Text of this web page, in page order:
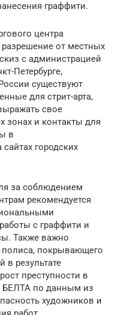
граффити.
центра
от местных
с администрацией
Петербурге,
существуют
для стрит-арта,
свое
зонах и контакты для
в
городских
за соблюдением
рекомендуется
с граффити и
Также важно
полиса, покрывающего
результате
преступности в
БЕЛТА по данным из
художников и